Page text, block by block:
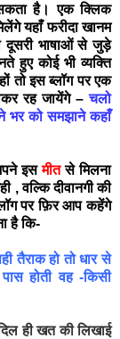
है। एक क्लिक
यहाँ फरीदा खानम
दूसरी भाषाओं से जुड़े
हुए कोई भी व्यक्ति
तो इस ब्लॉग पर एक
रह जायेंगे –चलो
भर को समझाने कहाँ
इस मीतसे मिलना
वल्कि दीवानगी की
पर फ़िर आप कहेंगे
है कि-
तैराक हो तो धार से
होती वह -किसी
ही खत की लिखाई